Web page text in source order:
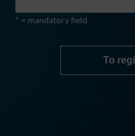
* = mandatory field
To